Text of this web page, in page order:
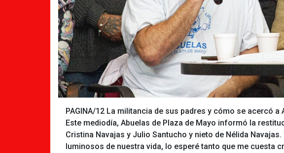
PAGINA/12 La militancia de sus padres y cómo se acercó a
Este mediodía, Abuelas de Plaza de Mayo informó la
Cristina Navajas y Julio Santucho y nieto de Nélida
luminosos de nuestra vida, lo esperé tanto que me cuesta